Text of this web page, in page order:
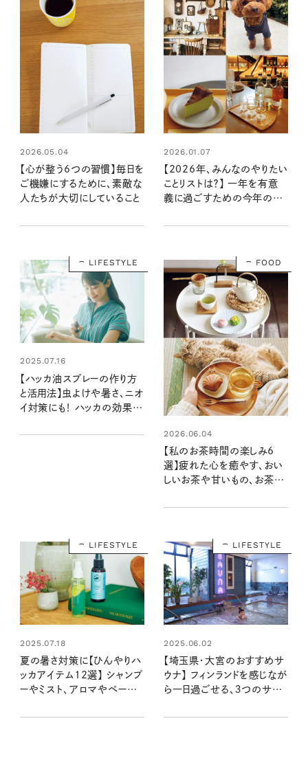
2026.05.04
【心が整う6つの習慣】毎日を
ご機嫌にするために、素敵な
人たちが大切にしていること
2026.01.07
【2026年、みんなのやりたい
ことリストは？】 一年を有意
義に過ごすための今年の目
LIFESTYLE
2025.07.16
【ハッカ油スプレーの作り方
と活用法】虫よけや暑さ、ニオ
イ対策にも！ ハッカの効果で
FOOD
2026.06.04
【私のお茶時間の楽しみ6
選】疲れた心を癒やす、おい
しいお茶や甘いもの、お茶道
LIFESTYLE
2025.07.18
夏の暑さ対策に【ひんやりハ
ッカアイテム12選】 シャンプ
ーやミスト、アロマやベース
感アップ！
LIFESTYLE
2025.06.02
【埼玉県・大宮のおすすめサ
ウナ】 フィンランドを感じなが
ら一日過ごせる、３つのサウ
編：清水みさとの食いしんぼ